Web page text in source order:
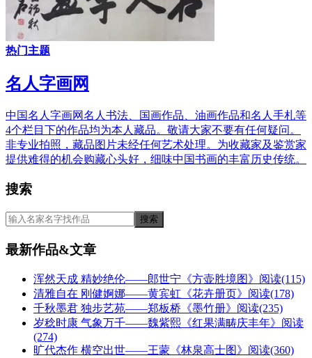
热门主题
名人字画网
中国名人字画网名人书法、国画作品、油画作品和名人手札等
4个栏目下的作品均为本人藏品。敬请大家不要有任何疑问。
非专业拍照，藏品图片未经任何艺术处理。为收藏家及鉴赏家
提供难得的机会购藏心头好，细味中国书画的丰富历史传统。
搜索
最新作品&文章
浑然天成 精妙绝伦——郎世宁《方壶胜境图》 阅读(115)
清雅自在 刚健婀娜——黄宾虹《花卉册页》 阅读(178)
千秋墨君 独步艺苑——郑板桥《墨竹册》 阅读(235)
岁稔时康 气象万千——魏紫熙《红果满畴庆丰年》 阅读
(274)
旷代杰作 横空出世——王蒙《林泉高士图》 阅读(360)